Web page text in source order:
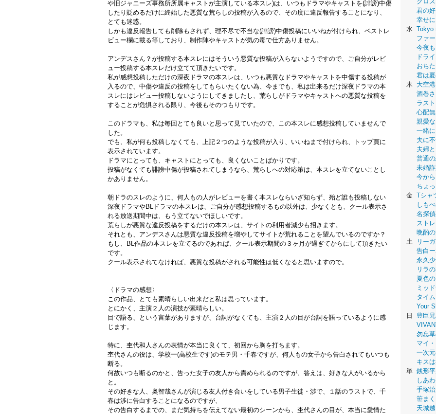
や旧ジャニーズ事務所所属キャストが主演している本スレ)は、いつもドラマやキャストを(誹謗)中傷
したり貶めるだけに終始した悪質な荒らしの投稿が入るので、その度に違反報告することになり、
とても迷惑。
しかも違反報告しても削除もされず、理不尽で不当な(誹謗)中傷投稿にいいねが付けられ、ベストレ
ビュー欄に載る等しており、制作陣やキャストが気の毒で仕方ありません。
アンデスさん？が投稿する本スレにはそういう悪質な投稿が入らないようですので、ご自分がレビ
ュー投稿する本スレだけ立てて頂きたいです。
私が感想投稿しただけの深夜ドラマの本スレは、いつも悪質なドラマやキャストを中傷する投稿が
入るので、中傷や違反の投稿をしてもらいたくない為、今までも、私は出来るだけ深夜ドラマの本
スレにはレビュー投稿しないようにしてきましたし、荒らしがドラマやキャストへの悪質な投稿を
することが危惧される限り、今後もそのつもりです。
このドラマも、私は毎回とても良いと思って見ていたので、この本スレに感想投稿していませんで
した。
でも、私が何も投稿しなくても、上記２つのような投稿が入り、いいねまで付けられ、トップ頁に
表示されています。
ドラマにとっても、キャストにとっても、良くないことばかりです。
投稿がなくても誹謗中傷が投稿されてしまうなら、荒らしへの対応策は、本スレを立てないことし
かありません。
朝ドラのスレのように、何人もの人がレビューを書く本スレならいざ知らず、殆ど誰も投稿しない
深夜ドラマやBLドラマの本スレは、ご自分が感想投稿するもの以外は、少なくとも、クール表示さ
れる放送期間中は、もう立てないでほしいです。
荒らしが悪質な違反投稿をするだけの本スレは、サイトの利用者減少も招きます。
それとも、アンデスさんは悪質な違反投稿を増やしてサイトが荒れることを望んでいるのですか？
もし、BL作品の本スレを立てるのであれば、クール表示期間の３ヶ月が過ぎてからにして頂きたい
です。
クール表示されてなければ、悪質な投稿がされる可能性は低くなると思いますので。
〈ドラマの感想〉
この作品、とても素晴らしい出来だと私は思っています。
とにかく、主演２人の演技が素晴らしい。
目で語る、という言葉がありますが、台詞がなくても、主演２人の目が台詞を語っているように感
じます。
特に、杢代和人さんの表情が本当に良くて、初回から胸を打ちます。
杢代さんの役は、学校一(高校生です)のモテ男・千春ですが、何人もの女子から告白されてもいつも
断る。
何故いつも断るのかと、告った女子の友人から責められるのですが、答えは、好きな人がいるから
と。
その好きな人、奥智哉さんが演じる友人付き合いをしている男子生徒・渉で、１話のラストで、千
春は渉に告白することになるのですが、
その告白するまでの、まだ気持ちを伝えてない最初のシーンから、杢代さんの目が、本当に愛情た
君の
幸せ
水 Tokyo
ファ
今夜
ドラ
おち
君は
木
大空
酒巻
ラス
心配
親愛
一緒
夫に
夫婦
普通
未婚
今か
ちょ
金 Tシャ
しも
名探
スト
晩酌
土
リー
告白
永久
リラ
夏色
ミッ
タイ
Your
日
豊臣
勿忘
マイ
一次
キス
単 銭形
しあ
手塚
笹ま
天城